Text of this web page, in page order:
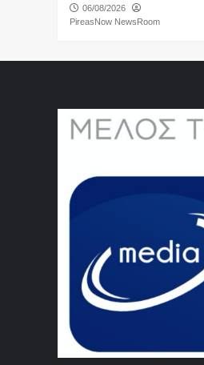
06/08/2026
PireasNow NewsRoom